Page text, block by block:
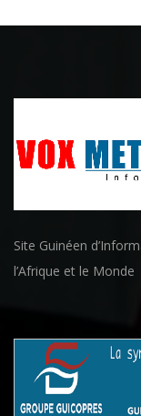
Site Guinéen
l’Afrique et le Monde